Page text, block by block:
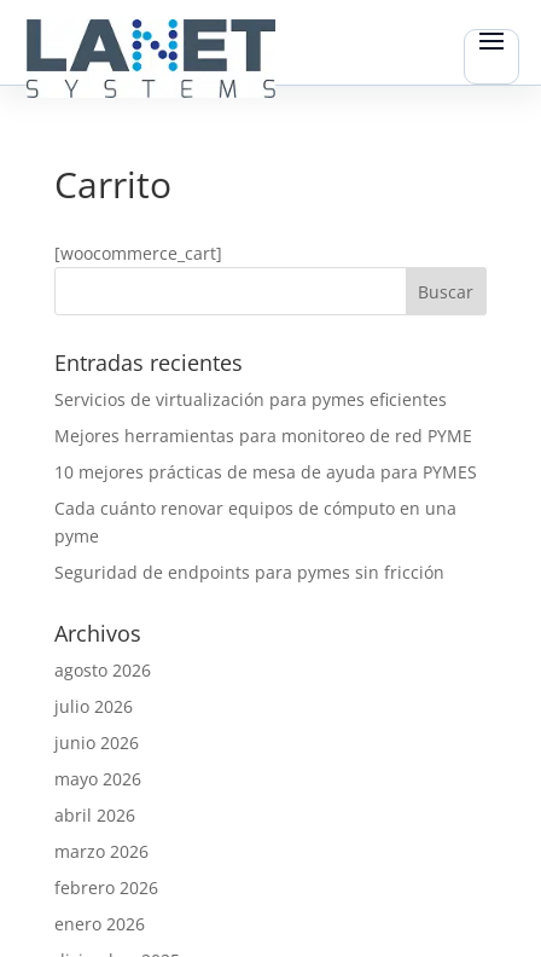
Carrito
[woocommerce_cart]
Entradas recientes
Servicios de virtualización para pymes eficientes
Mejores herramientas para monitoreo de red PYME
10 mejores prácticas de mesa de ayuda para PYMES
Cada cuánto renovar equipos de cómputo en una
pyme
Seguridad de endpoints para pymes sin fricción
Archivos
agosto 2026
julio 2026
junio 2026
mayo 2026
abril 2026
marzo 2026
febrero 2026
enero 2026